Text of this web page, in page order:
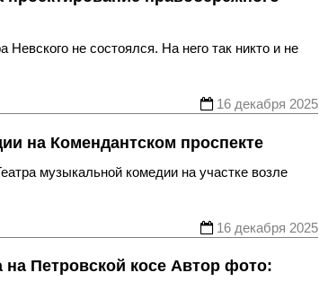
не состоялся. На него так никто и не
16 декабря 2025
на Комендантском проспекте
музыкальной комедии на участке возле
16 декабря 2025
на Петровской косе Автор фото: